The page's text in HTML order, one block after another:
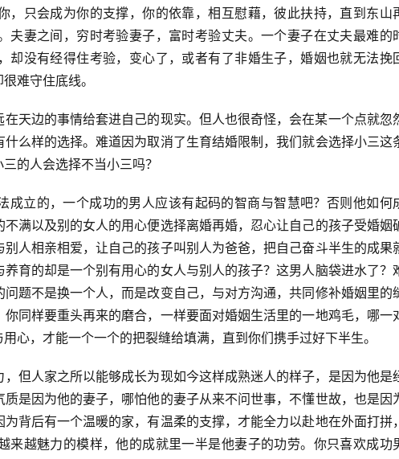
，只会成为你的支撑，你的依靠，相互慰藉，彼此扶持，直到东山
夫妻之间，穷时考验妻子，富时考验丈夫。一个妻子在丈夫最难的
却没有经得住考验，变心了，或者有了非婚生子，婚姻也就无法挽
难守住底线。
天边的事情给套进自己的现实。但人也很奇怪，会在某一个点就忽
么样的选择。难道因为取消了生育结婚限制，我们就会选择小三这
的人会选择不当小三吗？
成立的，一个成功的男人应该有起码的智商与智慧吧？否则他如何
满以及别的女人的用心便选择离婚再婚，忍心让自己的孩子受婚姻
人相亲相爱，让自己的孩子叫别人为爸爸，把自己奋斗半生的成果
育的却是一个别有用心的女人与别人的孩子？这男人脑袋进水了？
题不是换一个人，而是改变自己，与对方沟通，共同修补婚姻里的
同样要重头再来的磨合，一样要面对婚姻生活里的一地鸡毛，哪一
心，才能一个一个的把裂缝给填满，直到你们携手过好下半生。
但人家之所以能够成长为现如今这样成熟迷人的样子，是因为他是
是因为他的妻子，哪怕他的妻子从来不问世事，不懂世故，也是因
背后有一个温暖的家，有温柔的支撑，才能全力以赴地在外面打拼，
来越魅力的模样，他的成就里一半是他妻子的功劳。你只喜欢成功